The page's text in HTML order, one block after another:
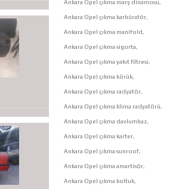
Ankara Opel çıkma marş dinamosu,
Ankara Opel çıkma karbüratör,
Ankara Opel çıkma manifold,
Ankara Opel çıkma sigorta,
Ankara Opel çıkma yakıt filtresi,
Ankara Opel çıkma körük,
Ankara Opel çıkma radyatör,
Ankara Opel çıkma klima radyatörü,
Ankara Opel çıkma davlumbaz,
Ankara Opel çıkma karter,
Ankara Opel çıkma sunroof,
Ankara Opel çıkma amartisör,
Ankara Opel çıkma koltuk,